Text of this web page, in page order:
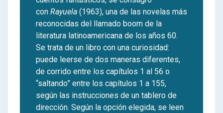
con Rayuela (1963), una de las novelas más
reconocidas del llamado boom de la
literatura latinoamericana de los años 60.
Se trata de un libro con una curiosidad:
puede leerse de dos maneras diferentes,
de corrido entre los capítulos 1 al 56 o
“saltando” entre los capítulos 1 a 155,
según las instrucciones de un tablero de
dirección. Según la opción elegida, se leen